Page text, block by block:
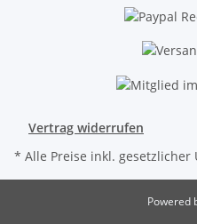
Vertrag widerrufen
* Alle Preise inkl. gesetzlicher
Powered